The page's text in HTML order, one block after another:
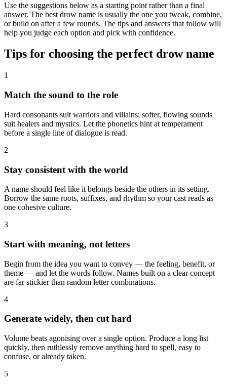
Use the suggestions below as a starting point rather than a final
answer. The best drow name is usually the one you tweak, combine,
or build on after a few rounds. The tips and answers that follow will
help you judge each option and pick with confidence.
Tips for choosing the perfect drow name
1
Match the sound to the role
Hard consonants suit warriors and villains; softer, flowing sounds
suit healers and mystics. Let the phonetics hint at temperament
before a single line of dialogue is read.
2
Stay consistent with the world
A name should feel like it belongs beside the others in its setting.
Borrow the same roots, suffixes, and rhythm so your cast reads as
one cohesive culture.
3
Start with meaning, not letters
Begin from the idea you want to convey — the feeling, benefit, or
theme — and let the words follow. Names built on a clear concept
are far stickier than random letter combinations.
4
Generate widely, then cut hard
Volume beats agonising over a single option. Produce a long list
quickly, then ruthlessly remove anything hard to spell, easy to
confuse, or already taken.
5